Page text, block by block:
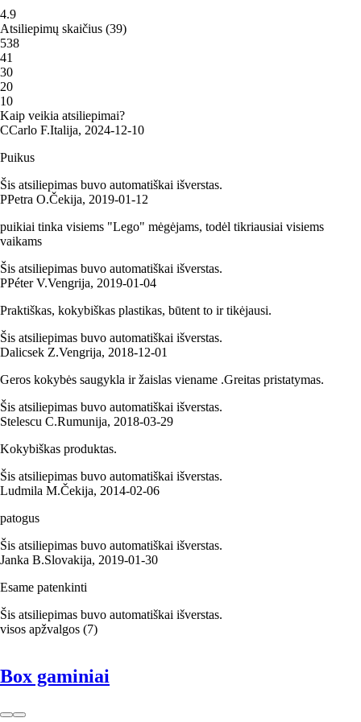
4.9
Atsiliepimų skaičius (39)
538
41
30
20
10
Kaip veikia atsiliepimai?
CCarlo F.Italija, 2024‑12‑10
Puikus
Šis atsiliepimas buvo automatiškai išverstas.
PPetra O.Čekija, 2019‑01‑12
puikiai tinka visiems "Lego" mėgėjams, todėl tikriausiai visiems
vaikams
Šis atsiliepimas buvo automatiškai išverstas.
PPéter V.Vengrija, 2019‑01‑04
Praktiškas, kokybiškas plastikas, būtent to ir tikėjausi.
Šis atsiliepimas buvo automatiškai išverstas.
Dalicsek Z.Vengrija, 2018‑12‑01
Geros kokybės saugykla ir žaislas viename .Greitas pristatymas.
Šis atsiliepimas buvo automatiškai išverstas.
Stelescu C.Rumunija, 2018‑03‑29
Kokybiškas produktas.
Šis atsiliepimas buvo automatiškai išverstas.
Ludmila M.Čekija, 2014‑02‑06
patogus
Šis atsiliepimas buvo automatiškai išverstas.
Janka B.Slovakija, 2019‑01‑30
Esame patenkinti
Šis atsiliepimas buvo automatiškai išverstas.
visos apžvalgos (7)
Box gaminiai